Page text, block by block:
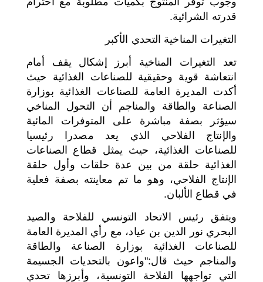
قدرته الشرائية.
التغيرات المناخية التحدي الأكبر
تعد التغيرات المناخية أبرز إشكال يقف أمام
انتعاشة قوية وحقيقية للصناعات الغذائية حيث
أكدت المديرة العامة للصناعات الغذائية بوزارة
الصناعة والطاقة والمناجم أن التحول المناخي
سيؤثر بصفة مباشرة على المتوفرات المائية
والإنتاج الفلاحي الذي يعد مصدرا رئيسيا
للصناعات الغذائية، حيث يمثل قطاع الصناعات
الغذائية حلقة من بين عدة حلقات وأول حلقة
الإنتاج الفلاحي، وهو ما تم معاينته بصفة فعلية
في قطاع الألبان.
ويتفق رئيس الاتحاد التونسي للفلاحة والصيد
البحري نور الدين بن عياد، مع رأي المديرة العامة
للصناعات الغذائية بوزارة الصناعة والطاقة
والمناجم حيث قال:"واعون بالتحديات الجسيمة
التي تواجهها الفلاحة التونسية، وأبرزها تحدي